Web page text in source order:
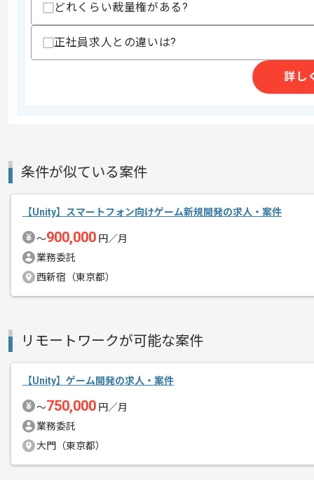
精算・お支払い
精算条件
エージェントからのコ
メント
国内有名タイトルを複数手がける大手
どれくらい裁量権がある?
正社員求人との違いは?
詳し
条件が似ている案件
【Unity】スマートフォン向けゲーム新規開発の求人・案件
〜900,000 円／月
業務委託
西新宿（東京都）
リモートワークが可能な案件
【Unity】ゲーム開発の求人・案件
〜750,000 円／月
業務委託
大門（東京都）